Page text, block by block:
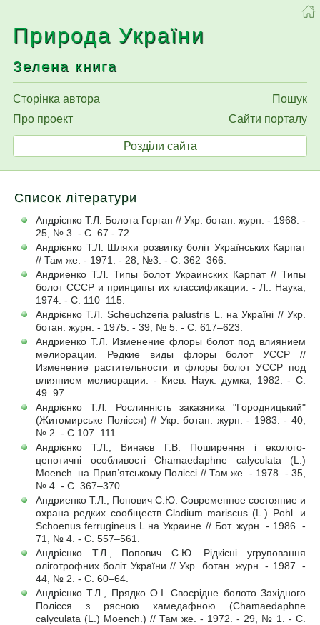
Природа України
Зелена книга
Сайти порталу
Пошук
Про проект
Сторінка автора
Розділи сайта
Список літератури
Андрієнко Т.Л. Болота Горган // Укр. ботан. журн. - 1968. -
25, № 3. - С. 67 - 72.
Андрієнко Т.Л. Шляхи розвитку боліт Українських Карпат
// Там же. - 1971. - 28, №3. - С. 362–366.
Андриенко Т.Л. Типы болот Украинских Карпат // Типы
болот СССР и принципы их классификации. - Л.: Наука,
1974. - С. 110–115.
Андрієнко Т.Л. Scheuchzeria palustris L. на Україні // Укр.
ботан. журн. - 1975. - 39, № 5. - С. 617–623.
Андриенко Т.Л. Изменение флоры болот под влиянием
мелиорации. Редкие виды флоры болот УССР //
Изменение растительности и флоры болот УССР под
влиянием мелиорации. - Киев: Наук. думка, 1982. - С.
49–97.
Андрієнко Т.Л. Рослинність заказника "Городницький"
(Житомирське Полісся) // Укр. ботан. журн. - 1983. - 40,
№ 2. - С.107–111.
Андрієнко Т.Л., Винаєв Г.В. Поширення і еколого-
ценотичні особливості Chamaedaphne calyculata (L.)
Moench. на Прип’ятському Поліссі // Там же. - 1978. - 35,
№ 4. - С. 367–370.
Андриенко Т.Л., Попович С.Ю. Современное состояние и
охрана редких сообществ Cladium mariscus (L.) Pohl. и
Schoenus ferrugineus L на Украине // Бот. журн. - 1986. -
71, № 4. - С. 557–561.
Андрієнко Т.Л., Попович С.Ю. Рідкісні угруповання
оліготрофних боліт України // Укр. ботан. журн. - 1987. -
44, № 2. - С. 60–64.
Андрієнко Т.Л., Прядко О.І. Своєрідне болото Західного
Полісся з рясною хамедафною (Chamaedaphne
calyculata (L.) Moench.) // Там же. - 1972. - 29, № 1. - С.